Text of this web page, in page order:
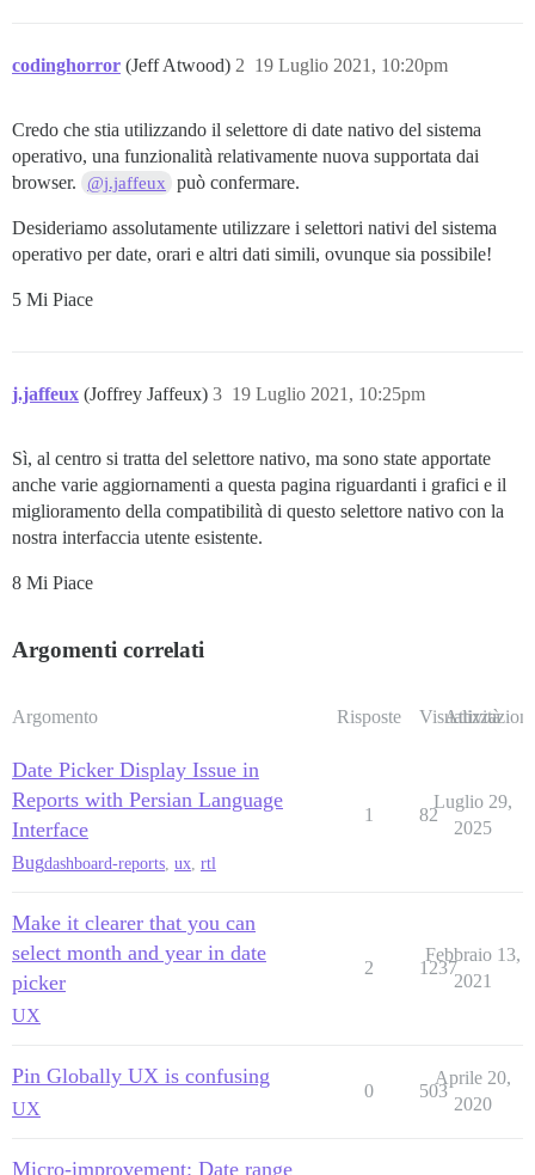
codinghorror (Jeff Atwood) 19 Luglio 2021, 10:20pm
2
Credo che stia utilizzando il selettore di date nativo del sistema
operativo, una funzionalità relativamente nuova supportata dai
browser.
@j.jaffeux può confermare.
Desideriamo assolutamente utilizzare i selettori nativi del sistema
operativo per date, orari e altri dati simili, ovunque sia possibile!
5 Mi Piace
j.jaffeux (Joffrey Jaffeux) 19 Luglio 2021, 10:25pm
3
Sì, al centro si tratta del selettore nativo, ma sono state apportate
anche varie aggiornamenti a questa pagina riguardanti i grafici e il
miglioramento della compatibilità di questo selettore nativo con la
nostra interfaccia utente esistente.
8 Mi Piace
Argomenti correlati
Argomento Risposte Visualizzazioni
Attività
Date Picker Display Issue in
Reports with Persian Language
Interface
Bugdashboard-reports ux rtl
1 82
Luglio 29,
2025
Make it clearer that you can
select month and year in date
picker
UX
2 1237
Febbraio 13,
2021
Pin Globally UX is confusing
UX
0 503
Aprile 20,
2020
Micro-improvement: Date range